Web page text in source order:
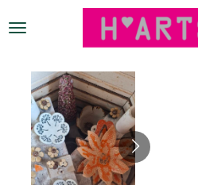
direct
hoofdinhoud